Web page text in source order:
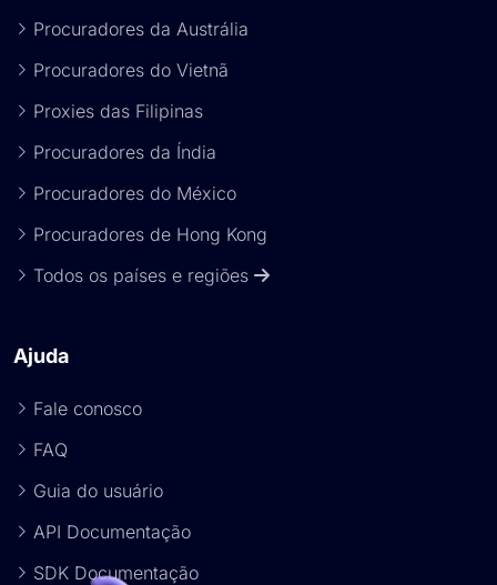
Procuradores da Austrália
Procuradores do Vietnã
Proxies das Filipinas
Procuradores da Índia
Procuradores do México
Procuradores de Hong Kong
Todos os países e regiões
Ajuda
Fale conosco
FAQ
Guia do usuário
API Documentação
SDK Documentação